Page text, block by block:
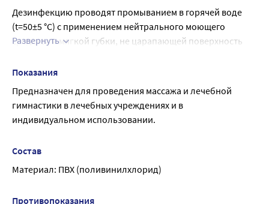
Дезинфекцию проводят промыванием в горячей воде
(t=50±5 °С) с применением нейтрального моющего
средства и мягкой губки, не царапающей поверхность
водорода или в 3% раствор хлорамина на 80 минут.
По окончании дезинфекции изделия промывают
проточной питьевой водой.
Далее мячик использовать для массажа.
Развернуть
Показания
Предназначен для проведения массажа и лечебной
гимнастики в лечебных учреждениях и в
индивидуальном использовании.
Состав
Материал: ПВХ (поливинилхлорид)
Противопоказания